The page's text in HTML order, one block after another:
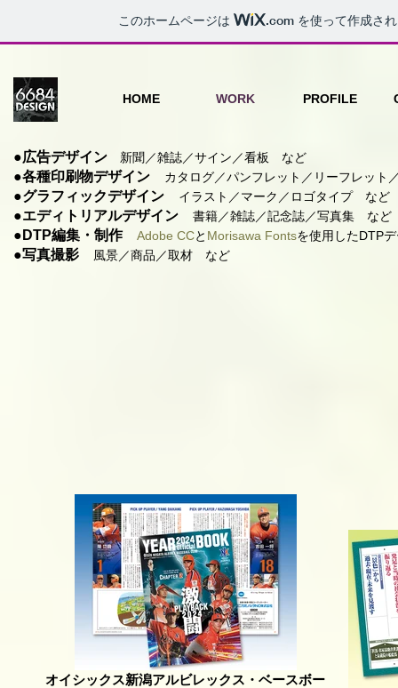
このホームページは .com を使って作成さ
HOME WORK PROFILE
●広告デザイン 新聞／雑誌／サイン／看板 など
●各種印刷物デザイン カタログ／パンフレット／リーフレッ
●グラフィックデザイン イラスト／マーク／ロゴタイプ など
●エディトリアルデザイン 書籍／雑誌／記念誌／写真集 など
●DTP編集・制作 Adobe CCと Morisawa Fontsを使用したDTP
●写真撮影 風景／商品／取材 など
オイシックス新潟アルビレックス・ベースボー